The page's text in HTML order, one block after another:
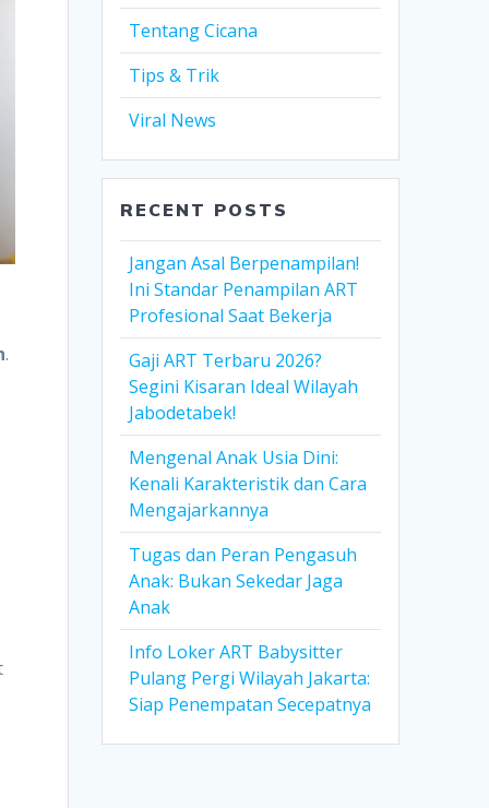
.
Tentang Cicana
Tips & Trik
Viral News
RECENT POSTS
Jangan Asal Berpenampilan!
Ini Standar Penampilan ART
Profesional Saat Bekerja
Gaji ART Terbaru 2026?
Segini Kisaran Ideal Wilayah
Jabodetabek!
Mengenal Anak Usia Dini:
Kenali Karakteristik dan Cara
Mengajarkannya
Tugas dan Peran Pengasuh
Anak: Bukan Sekedar Jaga
Anak
Info Loker ART Babysitter
Pulang Pergi Wilayah Jakarta:
Siap Penempatan Secepatnya